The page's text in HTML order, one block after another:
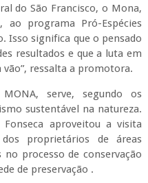
do São Francisco, o Mona,
ao programa Pró-Espécies
Isso significa que o pensado
resultados e que a luta em
ressalta a promotora.
serve, segundo os
sustentável na natureza.
aproveitou a visita
proprietários de áreas
processo de conservação
de preservação .